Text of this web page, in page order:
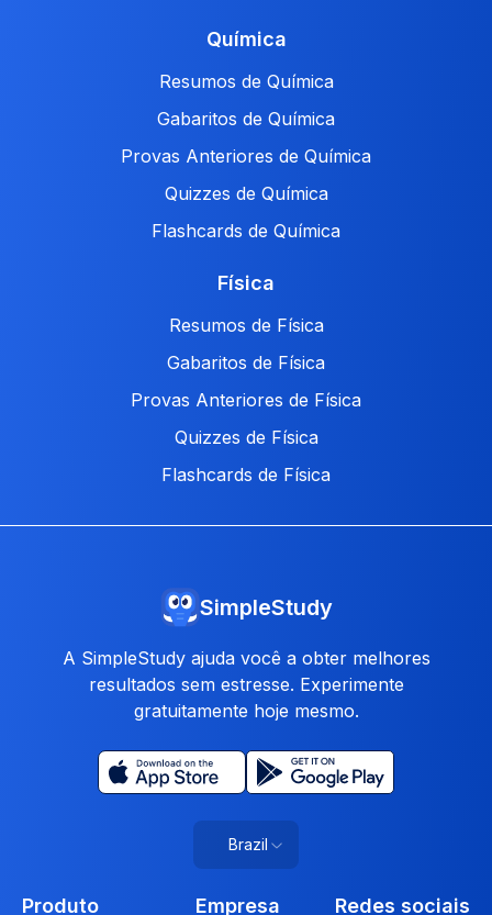
Química
Resumos de Química
Gabaritos de Química
Provas Anteriores de Química
Quizzes de Química
Flashcards de Química
Física
Resumos de Física
Gabaritos de Física
Provas Anteriores de Física
Quizzes de Física
Flashcards de Física
SimpleStudy
A SimpleStudy ajuda você a obter melhores
resultados sem estresse. Experimente
gratuitamente hoje mesmo.
Brazil
Produto Empresa Redes sociais